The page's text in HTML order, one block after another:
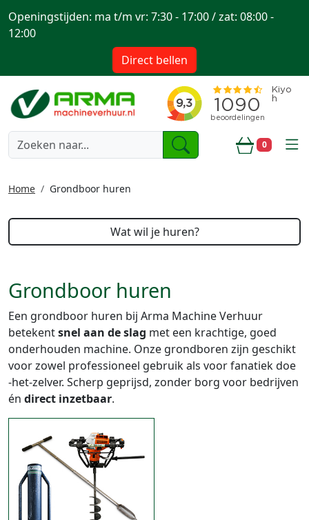
0
Openingstijden: ma t/m vr: 7:30 - 17:00 / zat: 08:00 -
12:00
Direct bellen
Home Grondboor huren
Wat wil je huren?
Grondboor huren
Een grondboor huren bij Arma Machine Verhuur
betekentsnel aan de slag met een krachtige, goed
onderhouden machine. Onze grondboren zijn geschikt
voor zowel professioneel gebruik als voor fanatiek doe
-het-zelver. Scherp geprijsd, zonder borg voor bedrijven
én direct inzetbaar.